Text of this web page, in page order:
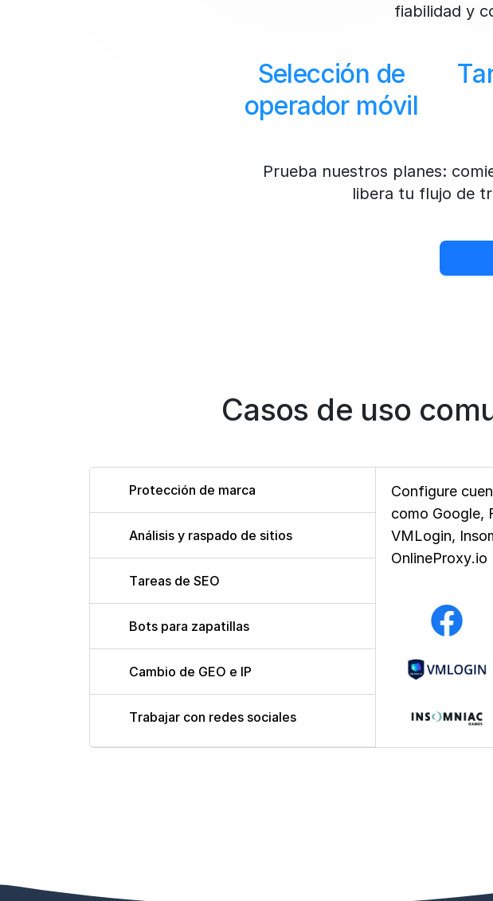
fiabilidad y
Selección de
operador móvil
Prueba nuestros planes:
libera tu flujo de
Casos de uso
Protección de marca
Análisis y raspado de sitios
Tareas de SEO
Bots para zapatillas
Cambio de GEO e IP
Trabajar con redes sociales
Configure
como Google,
VMLogin,
OnlineProxy.io